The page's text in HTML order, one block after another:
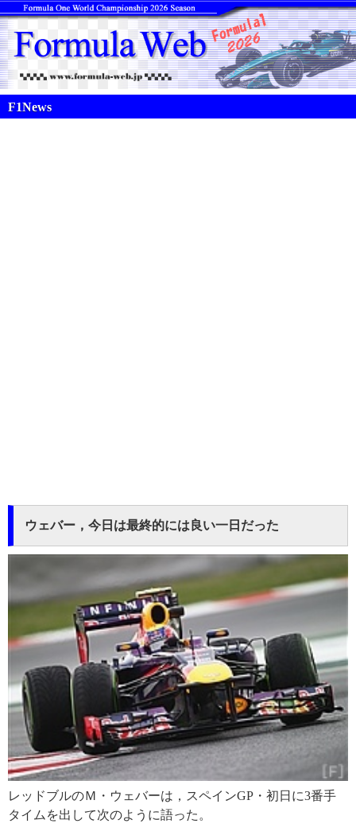
F1News
ウェバー，今日は最終的には良い一日だった
レッドブルのＭ・ウェバーは，スペインGP・初日に3番手
タイムを出して次のように語った。